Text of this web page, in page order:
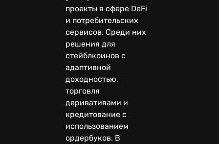
проекты в сфере DeFi
и потребительских
сервисов. Среди них
решения для
стейблкоинов с
адаптивной
доходностью,
торговля
деривативами и
кредитование с
использованием
ордербуков. В